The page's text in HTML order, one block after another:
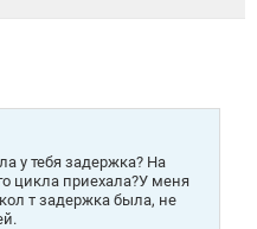
у тебя задержка? На
цикла приехала?У меня
т задержка была, не